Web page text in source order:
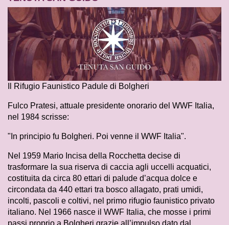
Il Rifugio Faunistico Padule di Bolgheri
Fulco Pratesi, attuale presidente onorario del WWF Italia,
nel 1984 scrisse:
"In principio fu Bolgheri. Poi venne il WWF Italia".
Nel 1959 Mario Incisa della Rocchetta decise di
trasformare la sua riserva di caccia agli uccelli acquatici,
costituita da circa 80 ettari di palude d’acqua dolce e
circondata da 440 ettari tra bosco allagato, prati umidi,
incolti, pascoli e coltivi, nel primo rifugio faunistico privato
italiano. Nel 1966 nasce il WWF Italia, che mosse i primi